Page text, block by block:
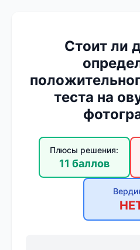
Стоит ли
теста на
Плюсы решения:
11 баллов